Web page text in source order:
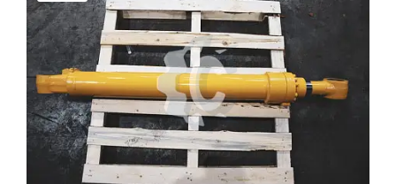
3D тур по складам
sksale@skdst.ru
+7 (499) 394-50-93